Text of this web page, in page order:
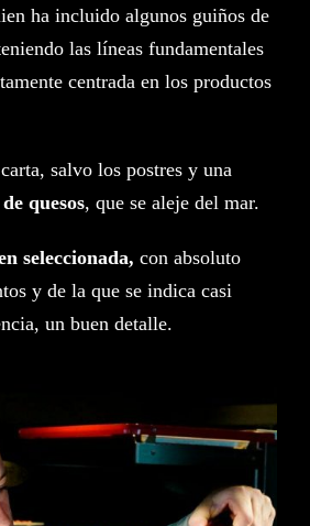
ha incluido algunos guiños de
las líneas fundamentales
centrada en los productos
salvo los postres y una
quesos, que se aleje del mar.
seleccionada, con absoluto
y de la que se indica casi
un buen detalle.